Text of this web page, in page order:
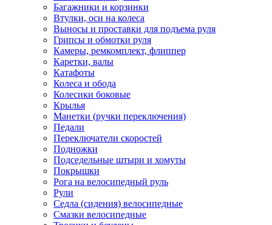
Багажники и корзинки
Втулки, оси на колеса
Выносы и проставки для подъема руля
Грипсы и обмотки руля
Камеры, ремкомплект, флиппер
Каретки, валы
Катафоты
Колеса и обода
Колесики боковые
Крылья
Манетки (ручки переключения)
Педали
Переключатели скоростей
Подножки
Подседельные штыри и хомуты
Покрышки
Рога на велосипедный руль
Рули
Седла (сидения) велосипедные
Смазки велосипедные